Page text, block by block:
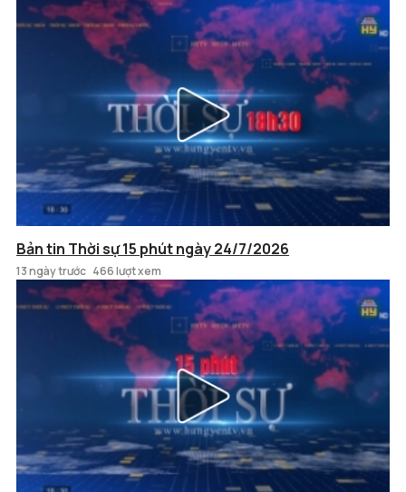
Bản tin Thời sự 15 phút ngày 24/7/2026
13 ngày trước 466 lượt xem